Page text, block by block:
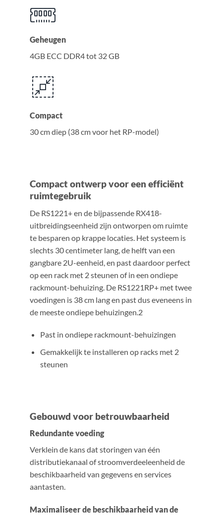
Geheugen
4GB ECC DDR4 tot 32 GB
Compact
30 cm diep (38 cm voor het RP-model)
Compact ontwerp voor een efficiënt
ruimtegebruik
De RS1221+ en de bijpassende RX418-
uitbreidingseenheid zijn ontworpen om ruimte
te besparen op krappe locaties. Het systeem is
slechts 30 centimeter lang, de helft van een
gangbare 2U-eenheid, en past daardoor perfect
op een rack met 2 steunen of in een ondiepe
rackmount-behuizing. De RS1221RP+ met twee
voedingen is 38 cm lang en past dus eveneens in
de meeste ondiepe behuizingen.2
Past in ondiepe rackmount-behuizingen
Gemakkelijk te installeren op racks met 2
steunen
Gebouwd voor betrouwbaarheid
Redundante voeding
Verklein de kans dat storingen van één
distributiekanaal of stroomverdeeleenheid de
beschikbaarheid van gegevens en services
aantasten.
Maximaliseer de beschikbaarheid van de